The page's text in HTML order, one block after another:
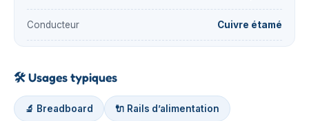
Conducteur Cuivre étamé
🛠️Usages typiques
🔬 Breadboard 🔌 Rails d’alimentation